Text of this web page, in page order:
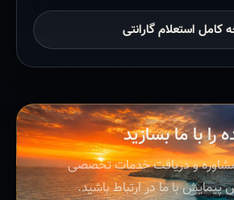
کامل استعلام گارانتی
را با ما بسازید
و دریافت خدمات تخصصی
با ما در ارتباط باشید.